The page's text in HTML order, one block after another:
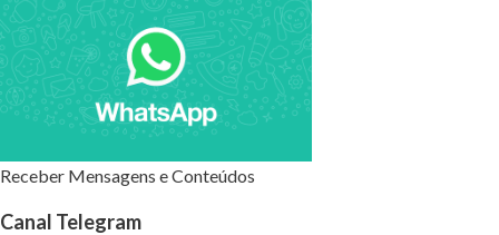
Receber Mensagens e Conteúdos
Canal Telegram